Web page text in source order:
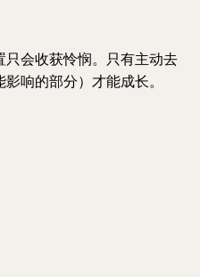
会收获怜悯。只有主动去
响的部分）才能成长。